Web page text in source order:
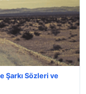
Şarkı Sözleri ve